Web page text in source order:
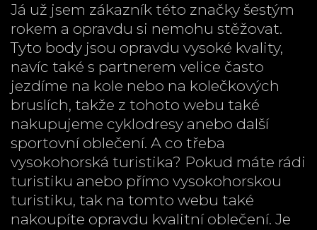
Já už jsem zákazník této značky šestým
rokem a opravdu si nemohu stěžovat.
Tyto body jsou opravdu vysoké kvality,
navíc také s partnerem velice často
jezdíme na kole nebo na kolečkových
bruslích, takže z tohoto webu také
nakupujeme cyklodresy anebo další
sportovní oblečení. A co třeba
vysokohorská turistika? Pokud máte rádi
turistiku anebo přímo vysokohorskou
turistiku, tak na tomto webu také
nakoupíte opravdu kvalitní oblečení. Je